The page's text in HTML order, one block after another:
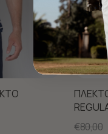
-40%
€80,00